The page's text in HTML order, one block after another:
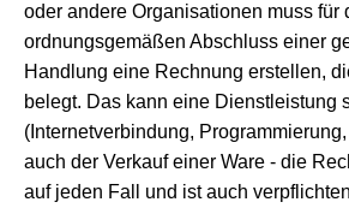
oder andere Organisationen muss für
ordnungsgemäßen Abschluss einer
Handlung eine Rechnung erstellen,
belegt. Das kann eine Dienstleistung
(Internetverbindung,
auch der Verkauf einer Ware - die
auf jeden Fall und ist auch